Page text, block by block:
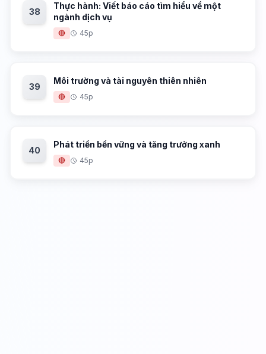
38
Thực hành: Viết báo cáo tìm hiểu về một
ngành dịch vụ
🔴 45p
39
Môi trường và tài nguyên thiên nhiên
🔴 45p
40
Phát triển bền vững và tăng trưởng xanh
🔴 45p